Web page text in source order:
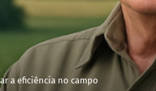
a eficiência no campo